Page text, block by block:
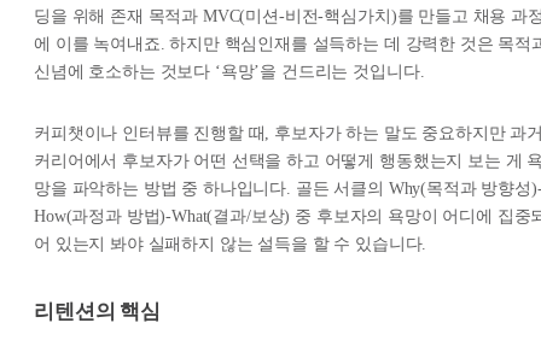
딩을 위해 존재 목적과 MVC(미션-비전-핵심가치)를 만들고 채용 과
에 이를 녹여내죠. 하지만 핵심인재를 설득하는 데 강력한 것은 목적
신념에 호소하는 것보다 ‘욕망’을 건드리는 것입니다.
커피챗이나 인터뷰를 진행할 때, 후보자가 하는 말도 중요하지만 과
커리어에서 후보자가 어떤 선택을 하고 어떻게 행동했는지 보는 게
망을 파악하는 방법 중 하나입니다. 골든 서클의 Why(목적과 방향성
How(과정과 방법)-What(결과/보상) 중 후보자의 욕망이 어디에 집중
어 있는지 봐야 실패하지 않는 설득을 할 수 있습니다.
리텐션의 핵심